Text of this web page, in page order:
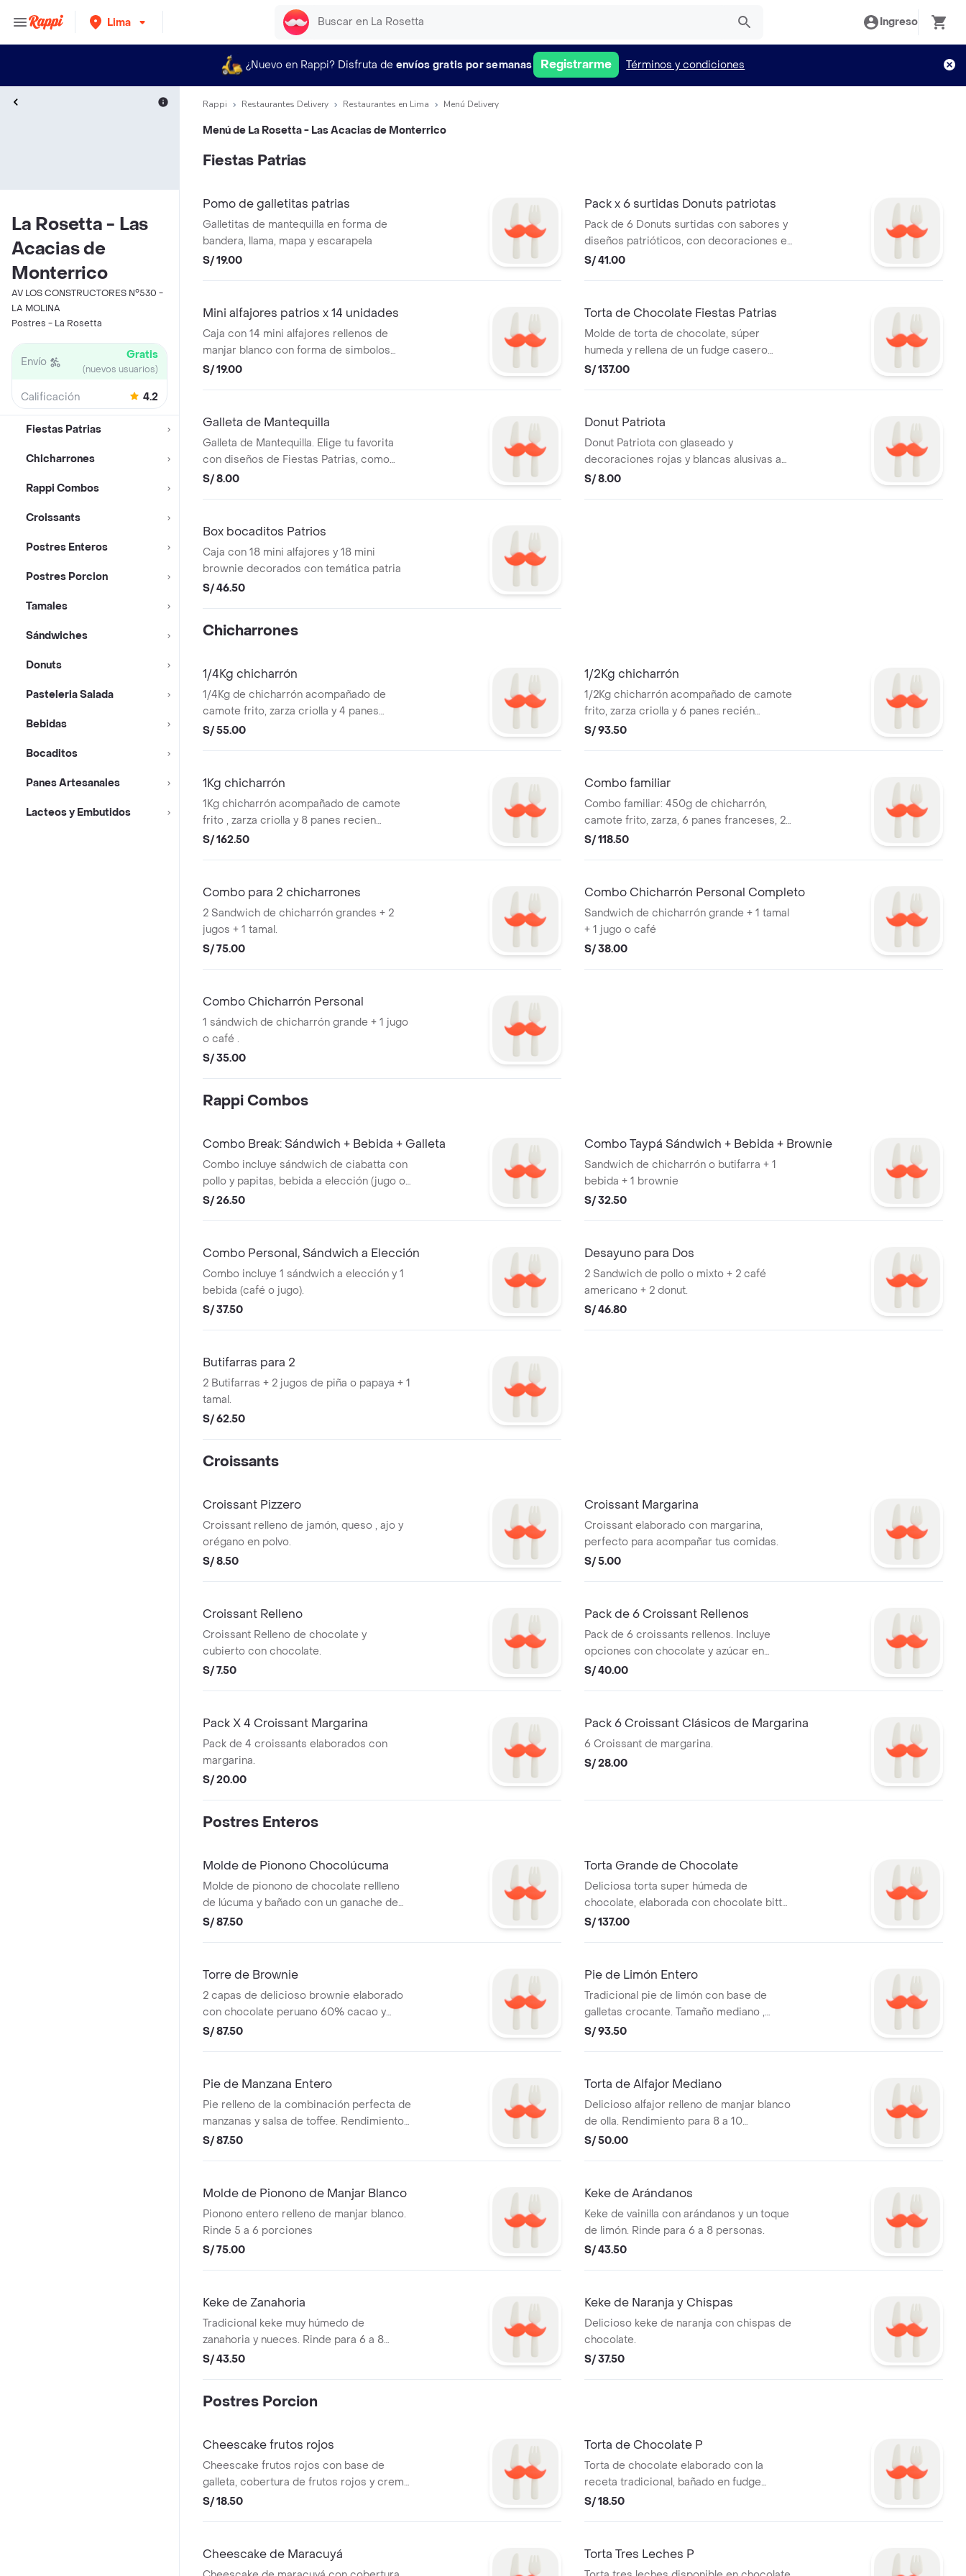
Lima Ingreso
¿Nuevo en Rappi? Disfruta de envíos gratis por semanas Registrarme Términos y condiciones
La Rosetta - Las
Acacias de
Monterrico
AV LOS CONSTRUCTORES N°530 -
LA MOLINA
Postres - La Rosetta
Envío Gratis
(nuevos usuarios)
Calificación 4.2
Fiestas Patrias
Chicharrones
Rappi Combos
Croissants
Postres Enteros
Postres Porcion
Tamales
Sándwiches
Donuts
Pasteleria Salada
Bebidas
Bocaditos
Panes Artesanales
Lacteos y Embutidos
Rappi Restaurantes Delivery Restaurantes en Lima Menú Delivery
Menú de La Rosetta - Las Acacias de Monterrico
Fiestas Patrias
Pomo de galletitas patrias
Galletitas de mantequilla en forma de
bandera, llama, mapa y escarapela
S/ 19.00
Pack x 6 surtidas Donuts patriotas
Pack de 6 Donuts surtidas con sabores y
diseños patrióticos, con decoraciones en
rojo y blanco.
S/ 41.00
Mini alfajores patrios x 14 unidades
Caja con 14 mini alfajores rellenos de
manjar blanco con forma de simbolos
patrios
S/ 19.00
Torta de Chocolate Fiestas Patrias
Molde de torta de chocolate, súper
humeda y rellena de un fudge casero
Rinde 15 a 20 porciones
S/ 137.00
Galleta de Mantequilla
Galleta de Mantequilla. Elige tu favorita
con diseños de Fiestas Patrias, como
llama, corazón (Feliz 28) o roseta.
S/ 8.00
Donut Patriota
Donut Patriota con glaseado y
decoraciones rojas y blancas alusivas a
Perú. Elige tu favorito.
S/ 8.00
Box bocaditos Patrios
Caja con 18 mini alfajores y 18 mini
brownie decorados con temática patria
S/ 46.50
Chicharrones
1/4Kg chicharrón
1/4Kg de chicharrón acompañado de
camote frito, zarza criolla y 4 panes
recién horneados
S/ 55.00
1/2Kg chicharrón
1/2Kg chicharrón acompañado de camote
frito, zarza criolla y 6 panes recién
horneados
S/ 93.50
1Kg chicharrón
1Kg chicharrón acompañado de camote
frito , zarza criolla y 8 panes recien
horneados
S/ 162.50
Combo familiar
Combo familiar: 450g de chicharrón,
camote frito, zarza, 6 panes franceses, 2
tamales y 1L de jugo (papaya o piña).
S/ 118.50
Combo para 2 chicharrones
2 Sandwich de chicharrón grandes + 2
jugos + 1 tamal.
S/ 75.00
Combo Chicharrón Personal Completo
Sandwich de chicharrón grande + 1 tamal
+ 1 jugo o café
S/ 38.00
Combo Chicharrón Personal
1 sándwich de chicharrón grande + 1 jugo
o café .
S/ 35.00
Rappi Combos
Combo Break: Sándwich + Bebida + Galleta
Combo incluye sándwich de ciabatta con
pollo y papitas, bebida a elección (jugo o
café) y una galleta grande.
S/ 26.50
Combo Taypá Sándwich + Bebida + Brownie
Sandwich de chicharrón o butifarra + 1
bebida + 1 brownie
S/ 32.50
Combo Personal, Sándwich a Elección
Combo incluye 1 sándwich a elección y 1
bebida (café o jugo).
S/ 37.50
Desayuno para Dos
2 Sandwich de pollo o mixto + 2 café
americano + 2 donut.
S/ 46.80
Butifarras para 2
2 Butifarras + 2 jugos de piña o papaya + 1
tamal.
S/ 62.50
Croissants
Croissant Pizzero
Croissant relleno de jamón, queso , ajo y
orégano en polvo.
S/ 8.50
Croissant Margarina
Croissant elaborado con margarina,
perfecto para acompañar tus comidas.
S/ 5.00
Croissant Relleno
Croissant Relleno de chocolate y
cubierto con chocolate.
S/ 7.50
Pack de 6 Croissant Rellenos
Pack de 6 croissants rellenos. Incluye
opciones con chocolate y azúcar en
polvo.
S/ 40.00
Pack X 4 Croissant Margarina
Pack de 4 croissants elaborados con
margarina.
S/ 20.00
Pack 6 Croissant Clásicos de Margarina
6 Croissant de margarina.
S/ 28.00
Postres Enteros
Molde de Pionono Chocolúcuma
Molde de pionono de chocolate rellleno
de lúcuma y bañado con un ganache de
chocolate Rinde 5 a 6 porciones
S/ 87.50
Torta Grande de Chocolate
Deliciosa torta super húmeda de
chocolate, elaborada con chocolate bitter
en la masa , rellena y bañada en fudge
S/ 137.00
Torre de Brownie
2 capas de delicioso brownie elaborado
con chocolate peruano 60% cacao y
pecanas picadas , relleno de manjar
S/ 87.50
Pie de Limón Entero
Tradicional pie de limón con base de
galletas crocante. Tamaño mediano ,
rinde para 10 personas .
S/ 93.50
Pie de Manzana Entero
Pie relleno de la combinación perfecta de
manzanas y salsa de toffee. Rendimiento
para 10 personas.
S/ 87.50
Torta de Alfajor Mediano
Delicioso alfajor relleno de manjar blanco
de olla. Rendimiento para 8 a 10
porciones .
S/ 50.00
Molde de Pionono de Manjar Blanco
Pionono entero relleno de manjar blanco.
Rinde 5 a 6 porciones
S/ 75.00
Keke de Arándanos
Keke de vainilla con arándanos y un toque
de limón. Rinde para 6 a 8 personas.
S/ 43.50
Keke de Zanahoria
Tradicional keke muy húmedo de
zanahoria y nueces. Rinde para 6 a 8
porciones.
S/ 43.50
Keke de Naranja y Chispas
Delicioso keke de naranja con chispas de
chocolate.
S/ 37.50
Postres Porcion
Cheescake frutos rojos
Cheescake frutos rojos con base de
galleta, cobertura de frutos rojos y crema
batida.
S/ 18.50
Torta de Chocolate P
Torta de chocolate elaborado con la
receta tradicional, bañado en fudge
casero, súper húmedo
S/ 18.50
Cheescake de Maracuyá Torta Tres Leches P